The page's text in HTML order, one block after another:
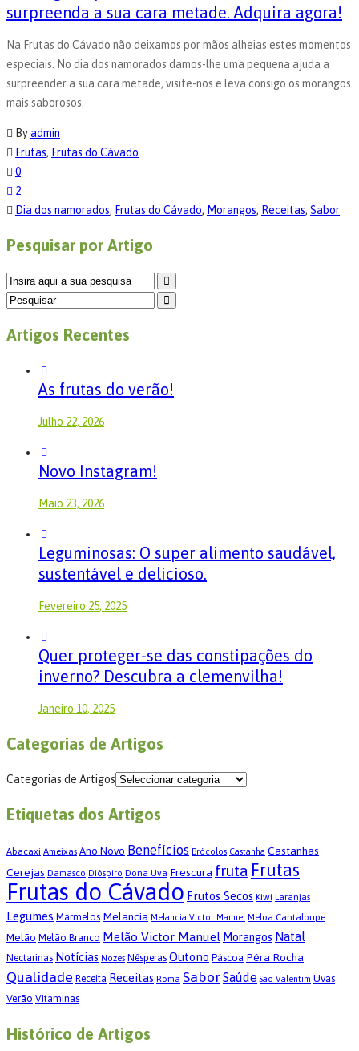
surpreenda a sua cara metade. Adquira agora!
Na Frutas do Cávado não deixamos por mãos alheias estes momentos
especiais. No dia dos namorados damos-lhe uma pequena ajuda a
surpreender a sua cara metade, visite-nos e leva consigo os morangos
mais saborosos.
Byadmin
Frutas, Frutas do Cávado
0
2
Dia dos namorados, Frutas do Cávado, Morangos, Receitas, Sabor
Pesquisar por Artigo
Artigos Recentes
As frutas do verão!
Julho 22, 2026
Novo Instagram!
Maio 23, 2026
Leguminosas: O super alimento saudável,
sustentável e delicioso.
Fevereiro 25, 2025
Quer proteger-se das constipações do
inverno? Descubra a clemenvilha!
Janeiro 10, 2025
Categorias de Artigos
Categorias de Artigos
Etiquetas dos Artigos
Abacaxi Ameixas Ano Novo Benefícios Brócolos Castanha Castanhas
Cerejas Damasco Dióspiro Dona Uva Frescura fruta Frutas
Frutas do Cávado Frutos Secos Kiwi Laranjas
Legumes Marmelos Melancia Melancia Victor Manuel Meloa Cantaloupe
Melão Melão Branco Melão Victor Manuel Morangos Natal
Nectarinas Notícias Nozes Nêsperas Outono Páscoa Pêra Rocha
Qualidade Receita Receitas Romã SaborSaúde São Valentim Uvas
Verão Vitaminas
Histórico de Artigos